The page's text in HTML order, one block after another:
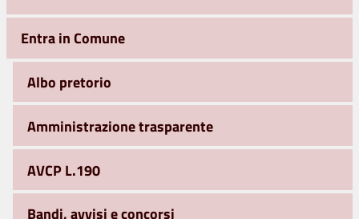
Entra in Comune
Albo pretorio
Amministrazione trasparente
AVCP L.190
Bandi, avvisi e concorsi